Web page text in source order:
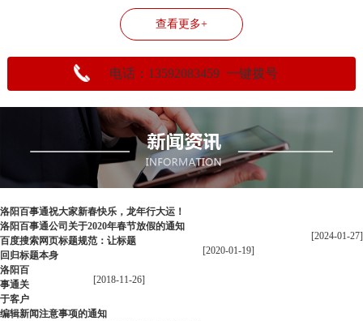
查看更多+
电话：13592083459 一键拨号
洛阳百事通祝大家新春快乐，龙年行大运！
[2024-01-27]
洛阳百事通公司关于2020年春节放假的通知
[2020-01-19]
百度搜索网页标题规范：让标题
回归标题本身
[2018-11-26]
洛阳百
事通关
于客户
编辑新闻注意事项的通知